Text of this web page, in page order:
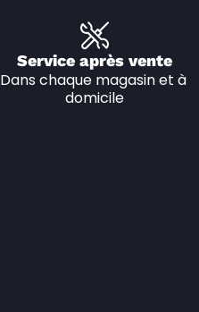
Service après vente
Dans chaque magasin et à
domicile